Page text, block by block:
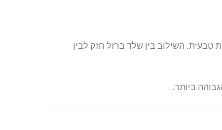
טבעית. השילוב בין שלד ברזל חזק לבין
ביותר.